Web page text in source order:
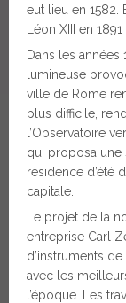
eut lieu en 1582.
Léon XIII en
Dans les années
lumineuse
ville de Rome
plus difficile,
l’Observatoire
qui proposa une
résidence d’été
capitale.
Le projet de la
entreprise Carl
d’instruments
avec les
l’époque. Les